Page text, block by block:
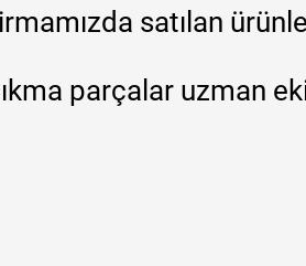
satılan
parçalar uzman